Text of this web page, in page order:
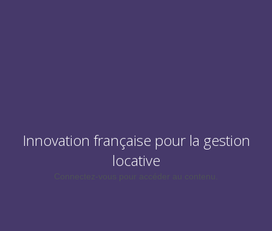
Innovation française pour la gestion
locative
Connectez-vous pour accéder au contenu.